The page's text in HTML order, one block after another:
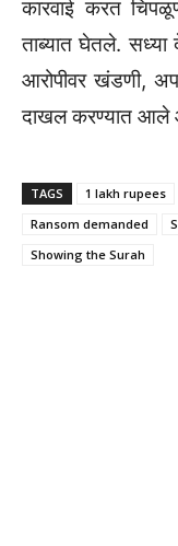
कारवाई करत
ताब्यात घेतले.
आरोपीवर खंडणी,
दाखल करण्यात
TAGS 1 lakh rupees
Ransom demanded
Showing the Surah